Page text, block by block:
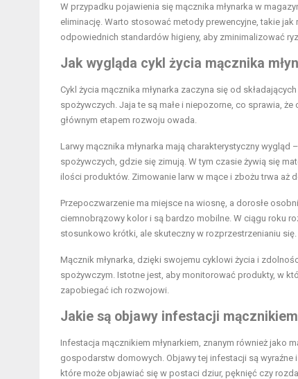
W przypadku pojawienia się mącznika młynarka w
eliminację. Warto stosować metody prewencyjne, takie
odpowiednich standardów higieny, aby zminimalizować
Jak wygląda cykl życia mącznika
Cykl życia mącznika młynarka zaczyna się od
spożywczych. Jaja te są małe i niepozorne, co sprawia,
głównym etapem rozwoju owada.
Larwy mącznika młynarka mają charakterystyczny wygląd
spożywczych, gdzie się zimują. W tym czasie żywią się
ilości produktów. Zimowanie larw w mące i zbożu trwa aż
Przepoczwarzenie ma miejsce na wiosnę, a dorosłe
ciemnobrązowy kolor i są bardzo mobilne. W ciągu roku
stosunkowo krótki, ale skuteczny w rozprzestrzenianiu się.
Mącznik młynarka, dzięki swojemu cyklowi życia i
spożywczym. Istotne jest, aby monitorować produkty, w
zapobiegać ich rozwojowi.
Jakie są objawy infestacji
Infestacja mącznikiem młynarkiem, znanym również jako
gospodarstw domowych. Objawy tej infestacji są
które może objawiać się w postaci dziur, pęknięć czy